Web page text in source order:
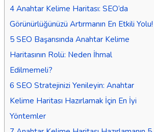
4 Anahtar Kelime Haritası: SEO’da
Görünürlüğünüzü Artırmanın En Etkili Yolu!
5 SEO Başarısında Anahtar Kelime
Haritasının Rolü: Neden İhmal
Edilmemeli?
6 SEO Stratejinizi Yenileyin: Anahtar
Kelime Haritası Hazırlamak İçin En İyi
Yöntemler